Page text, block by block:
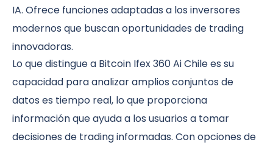
IA. Ofrece funciones adaptadas a los inversores
modernos que buscan oportunidades de trading
innovadoras.
Lo que distingue a Bitcoin Ifex 360 Ai Chile es su
capacidad para analizar amplios conjuntos de
datos es tiempo real, lo que proporciona
información que ayuda a los usuarios a tomar
decisiones de trading informadas. Con opciones de